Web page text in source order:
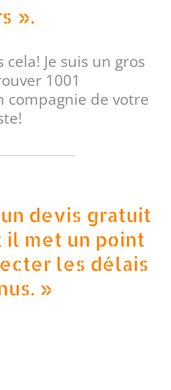
».
Je suis un gros
1001
compagnie de votre
un devis gratuit
met un point
les délais
»